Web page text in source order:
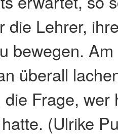
die Lehrer,
bewegen.
überall
Frage, wer
(Ulrike